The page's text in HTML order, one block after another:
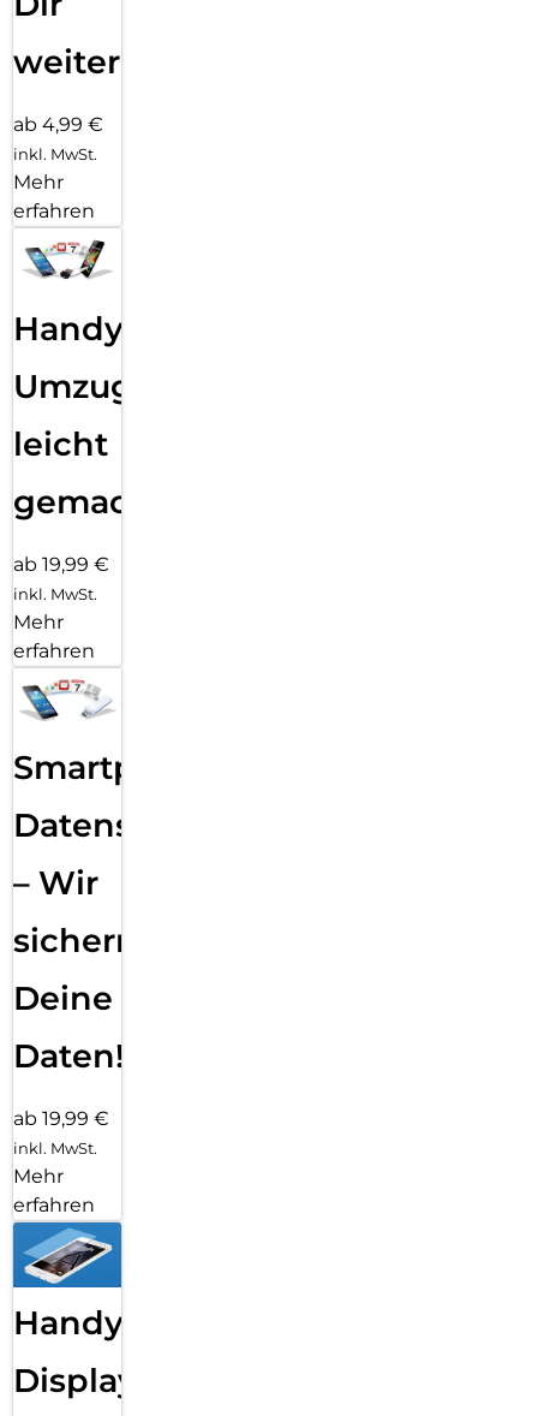
weiter
ab 4,99 €
inkl. MwSt.
Mehr
erfahren
Handy
Umzug
leicht
gemacht!
ab 19,99 €
inkl. MwSt.
Mehr
erfahren
Smartphone
Datensicherung
– Wir
sichern
Deine
Daten!
ab 19,99 €
inkl. MwSt.
Mehr
erfahren
Handy
Displayfolie